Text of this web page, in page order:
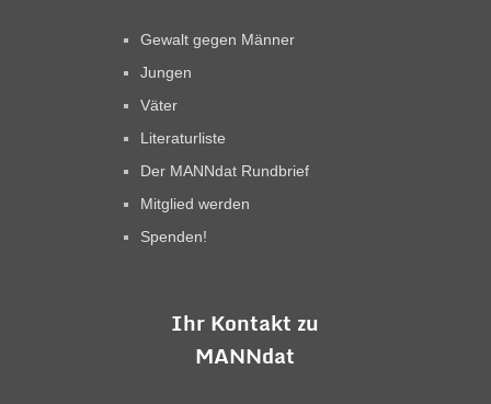
Gewalt gegen Männer
Jungen
Väter
Literaturliste
Der MANNdat Rundbrief
Mitglied werden
Spenden!
Ihr Kontakt zu
MANNdat